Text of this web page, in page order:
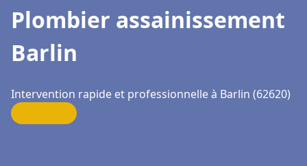
Plombier assainissement
Barlin
Intervention rapide et professionnelle à Barlin (62620)